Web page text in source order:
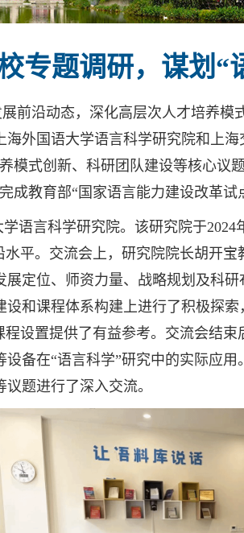
专题调研，谋划“
前沿动态，深化高层次人才培养
外国语大学语言科学研究院和上
模式创新、科研团队建设等核心议
成教育部“国家语言能力建设改革
语言科学研究院。该研究院于2024
平。交流会上，研究院院长胡开
定位、师资力量、战略规划及科
和课程体系构建上进行了积极探
程设置提供了有益参考。交流会结
备在“语言科学”研究中的实际应
题进行了深入交流。